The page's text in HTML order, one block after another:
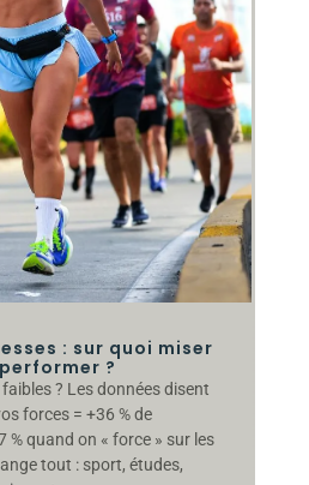
: sur quoi miser
?
? Les données disent
forces = +36 % de
% quand on « force » sur les
tout : sport, études,